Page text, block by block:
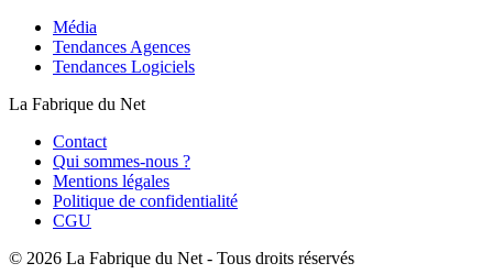
Média
Tendances Agences
Tendances Logiciels
La Fabrique du Net
Contact
Qui sommes-nous ?
Mentions légales
Politique de confidentialité
CGU
© 2026 La Fabrique du Net - Tous droits réservés